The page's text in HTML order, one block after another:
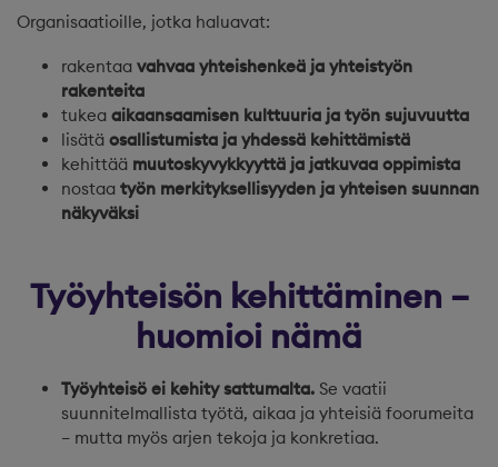
Organisaatioille, jotka haluavat:
rakentaa vahvaa yhteishenkeä ja yhteistyön
rakenteita
tukea aikaansaamisen kulttuuria ja työn sujuvuutta
lisätä osallistumista ja yhdessä kehittämistä
kehittää muutoskyvykkyyttä ja jatkuvaa oppimista
nostaa työn merkityksellisyyden ja yhteisen suunnan
näkyväksi
Työyhteisön kehittäminen –
huomioi nämä
Työyhteisö ei kehity sattumalta. Se vaatii
suunnitelmallista työtä, aikaa ja yhteisiä foorumeita
– mutta myös arjen tekoja ja konkretiaa.